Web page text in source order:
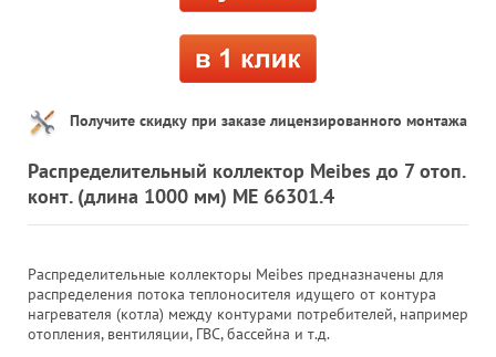
Получите скидку при заказе лицензированного монтажа
Распределительный коллектор Meibes до 7 отоп.
конт. (длина 1000 мм) ME 66301.4
Распределительные коллекторы Meibes предназначены для
распределения потока теплоносителя идущего от контура
нагревателя (котла) между контурами потребителей, например
отопления, вентиляции, ГВС, бассейна и т.д.